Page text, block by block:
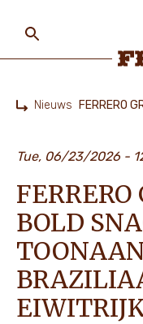
MENS
ONZE
main
content
Nieuws FERRERO
Tue, 06/23/2026 -
BOLD